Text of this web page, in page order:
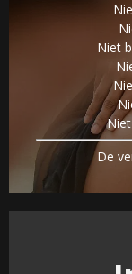
Niet
De